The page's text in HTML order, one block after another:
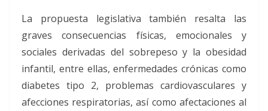
La propuesta legislativa también resalta las
graves consecuencias físicas, emocionales y
sociales derivadas del sobrepeso y la obesidad
infantil, entre ellas, enfermedades crónicas como
diabetes tipo 2, problemas cardiovasculares y
afecciones respiratorias, así como afectaciones al